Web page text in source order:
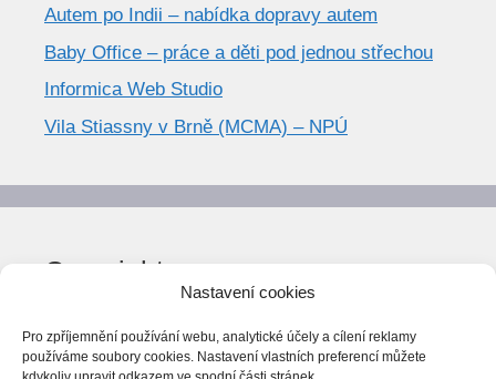
Nastavení cookies
Pro zpříjemnění používání webu, analytické účely a cílení reklamy
používáme soubory cookies. Nastavení vlastních preferencí můžete
Autem po Indii – nabídka dopravy autem
Baby Office – práce a děti pod jednou střechou
Informica Web Studio
Vila Stiassny v Brně (MCMA) – NPÚ
Copyright
© World Trend 2014-2026
Všechna práva vyhrazena.